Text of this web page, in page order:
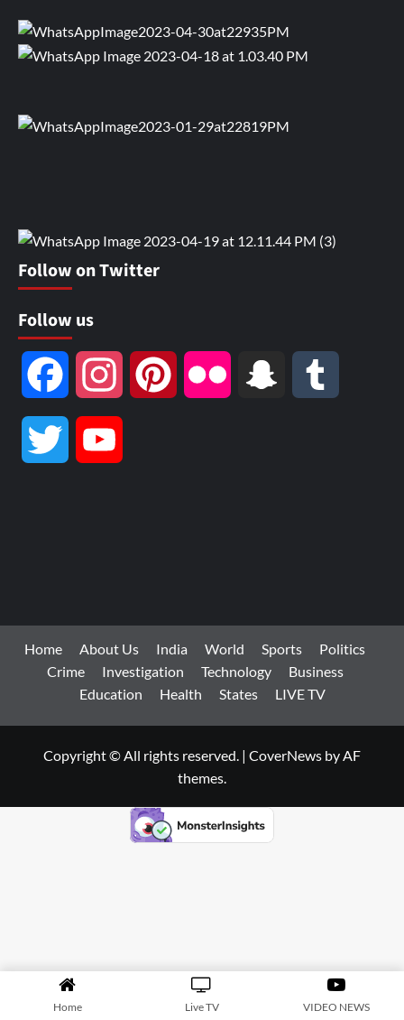
Follow on Twitter
Follow us
Facebook Instagram Pinterest Flickr Snapchat
Twitter
Home About Us India World Sports
Politics
Crime
Investigation Technology
Business
Education
Health States LIVE TV
Copyright © All rights reserved. | CoverNews by AF
themes.
Home Live TV VIDEO NEWS